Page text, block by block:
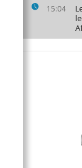
15:04